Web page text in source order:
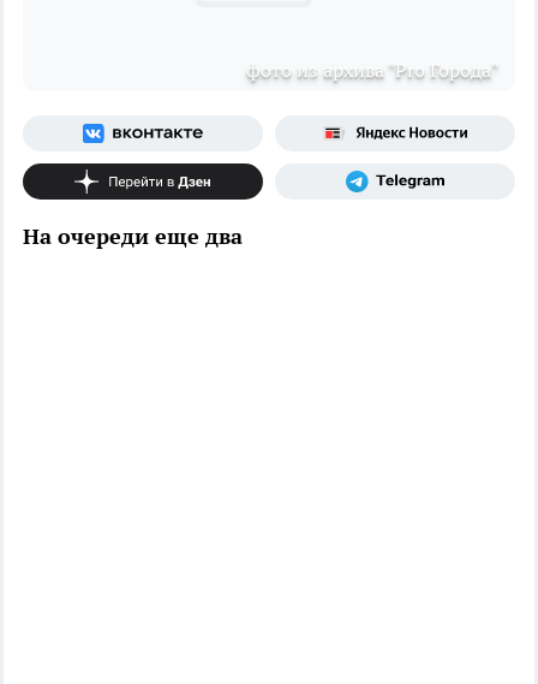
фото из архива "Pro Города"
На очереди еще два